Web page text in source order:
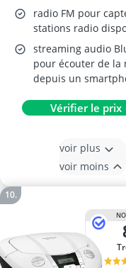
radio FM pour
stations radio
streaming audio
pour écouter de la
depuis un
Vérifier le
voir plus
voir moins